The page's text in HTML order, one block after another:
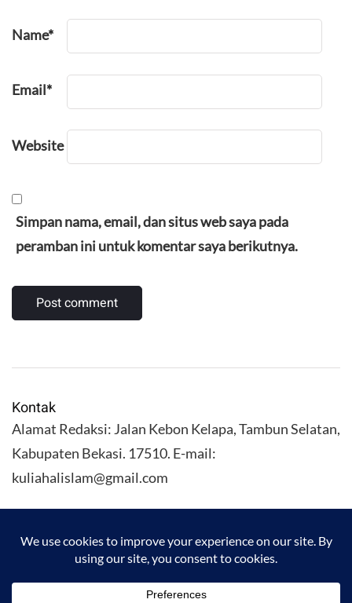
Name*
Email*
Website
Simpan nama, email, dan situs web saya pada
peramban ini untuk komentar saya berikutnya.
Kontak
Alamat Redaksi: Jalan Kebon Kelapa, Tambun Selatan,
Kabupaten Bekasi. 17510. E-mail:
kuliahalislam@gmail.com
KULIAHALISLAM.COM Copyright (C) 2026